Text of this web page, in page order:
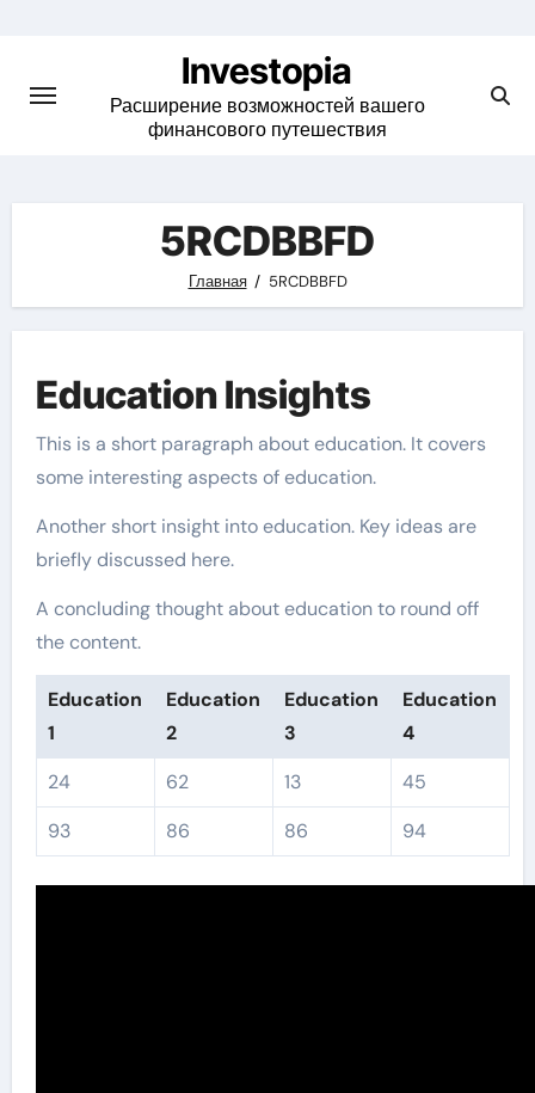
content
Investopia
Расширение возможностей вашего
финансового путешествия
5RCDBBFD
Главная 5RCDBBFD
Education Insights
This is a short paragraph about education. It covers
some interesting aspects of education.
Another short insight into education. Key ideas are
briefly discussed here.
A concluding thought about education to round off
the content.
Education
1
Education
2
Education
3
Education
4
24
62 13
45
93
86 86 94